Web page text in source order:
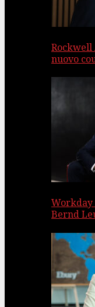
Rockwell
nuovo
Workday
Bernd